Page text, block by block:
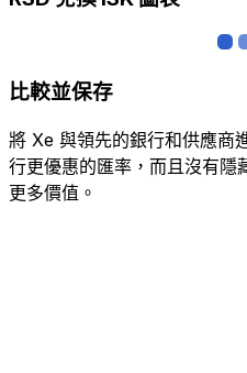
比較並保存
將 Xe 與領先的銀行和供應商
行更優惠的匯率，而且沒有隱
更多價值。